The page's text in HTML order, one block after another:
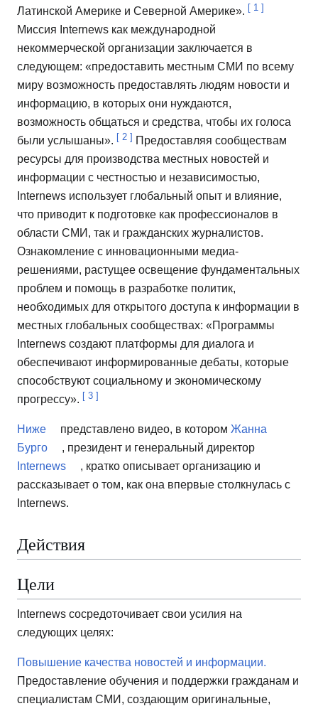
Латинской Америке и Северной Америке». [ 1 ]
Миссия Internews как международной
некоммерческой организации заключается в
следующем: «предоставить местным СМИ по всему
миру возможность предоставлять людям новости и
информацию, в которых они нуждаются,
возможность общаться и средства, чтобы их голоса
были услышаны». [ 2 ] Предоставляя сообществам
ресурсы для производства местных новостей и
информации с честностью и независимостью,
Internews использует глобальный опыт и влияние,
что приводит к подготовке как профессионалов в
области СМИ, так и гражданских журналистов.
Ознакомление с инновационными медиа-
решениями, растущее освещение фундаментальных
проблем и помощь в разработке политик,
необходимых для открытого доступа к информации в
местных глобальных сообществах: «Программы
Internews создают платформы для диалога и
обеспечивают информированные дебаты, которые
способствуют социальному и экономическому
прогрессу». [ 3 ]
Ниже представлено видео, в котором Жанна
Бурго
, президент и генеральный директор
Internews
, кратко описывает организацию и
рассказывает о том, как она впервые столкнулась с
Internews.
Действия
Цели
Internews сосредоточивает свои усилия на
следующих целях:
Повышение качества новостей и информации.
Предоставление обучения и поддержки гражданам и
специалистам СМИ, создающим оригинальные,